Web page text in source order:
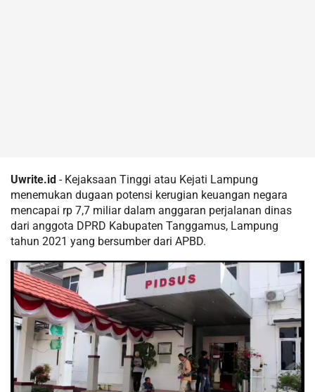
Uwrite.id - Kejaksaan Tinggi atau Kejati Lampung
menemukan dugaan potensi kerugian keuangan negara
mencapai rp 7,7 miliar dalam anggaran perjalanan dinas
dari anggota DPRD Kabupaten Tanggamus, Lampung
tahun 2021 yang bersumber dari APBD.